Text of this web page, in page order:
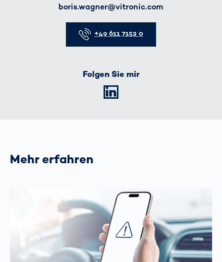
boris.wagner@vitronic.com
+49 611 7152 0
Folgen Sie mir
Mehr erfahren